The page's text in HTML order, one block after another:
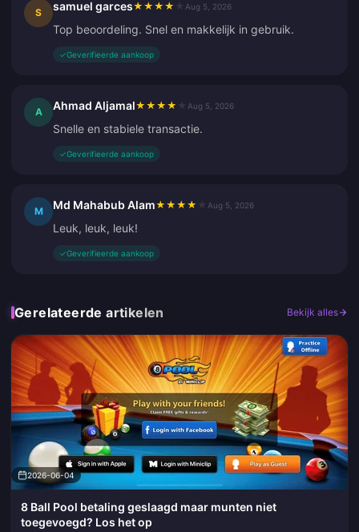
S samuel garces★ ★ ★ ★ Aug 5, 2026
Top beoordeling. Snel en makkelijk in gebruik.
✓Geverifieerde aankoop
A Ahmad Aljamal★ ★ ★ ★ Aug 5, 2026
Snelle en stabiele transactie.
✓Geverifieerde aankoop
M Md Mahabub Alam★ ★ ★ ★ Aug 5, 2026
Leuk, leuk, leuk!
✓Geverifieerde aankoop
Gerelateerde artikelen Bekijk alles
2026-06-04
8 Ball Pool betaling geslaagd maar munten niet
toegevoegd? Los het op